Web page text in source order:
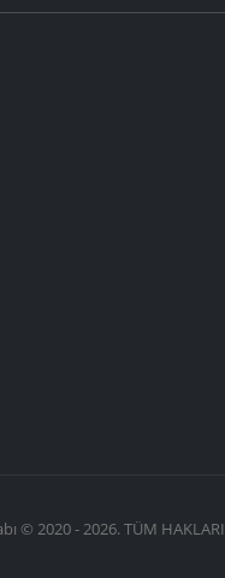
© 2020 - 2026. TÜM